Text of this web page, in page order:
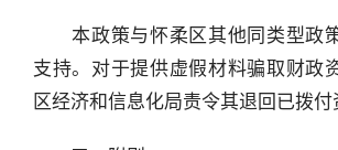
本政策与怀柔区其他同类型政
支持。对于提供虚假材料骗取财政
区经济和信息化局责令其退回已拨付